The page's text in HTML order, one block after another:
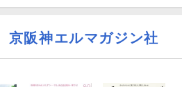
京阪神エルマガジン社